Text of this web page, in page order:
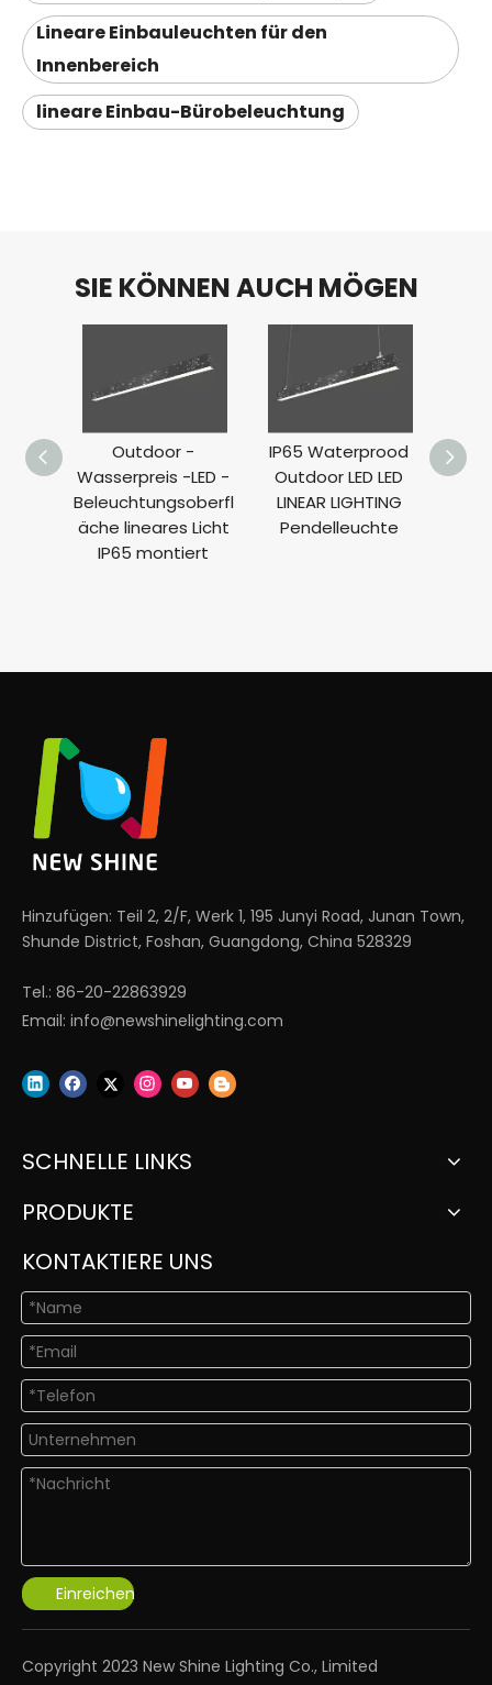
Lineare Einbauleuchten für den
Innenbereich
lineare Einbau-Bürobeleuchtung
SIE KÖNNEN AUCH MÖGEN
Outdoor -
Wasserpreis -LED -
Beleuchtungsoberfl
äche lineares Licht
IP65 montiert
IP65 Waterprood
Outdoor LED LED
LINEAR LIGHTING
Pendelleuchte
Hinzufügen: Teil 2, 2/F, Werk 1, 195 Junyi Road, Junan Town,
Shunde District, Foshan, Guangdong, China 528329
Tel.: 86-20-22863929
Email: info@newshinelighting.com
SCHNELLE LINKS
PRODUKTE
KONTAKTIERE UNS
Einreichen
​Copyright 2023 New Shine Lighting Co., Limited